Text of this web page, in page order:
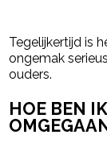
Tegelijkertijd is
ongemak
ouders.
HOE BEN